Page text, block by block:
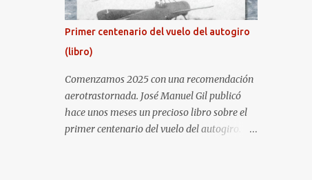
de la mañana en el control de seguridad de
la base militar con mas de 100 personas
haciendo cola para identificarnos antes de
acceder. Una vez dentro, como otras
ocasiones, hemos dejado los coches en una
zona común desde la que nos han
trasladado en autobuses por el interior de la
base. La primera parada ha sido en la
Primer centenario del vuelo del autogiro
(libro)
Comenzamos 2025 con una recomendación
aerotrastornada. José Manuel Gil publicó
hace unos meses un precioso libro sobre el
primer centenario del vuelo del autogiro.